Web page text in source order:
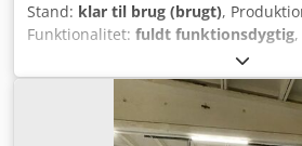
Stand: klar til brug (brugt),
Funktionalitet: fuldt funktionsdygtig,
Vinduespåtlimningsmaskine
1999 Single Stream
maks. 1020 mm
750 mm Folielængde min. 50 mm /